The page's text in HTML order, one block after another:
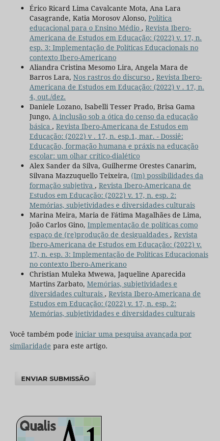
Érico Ricard Lima Cavalcante Mota, Ana Lara
Casagrande, Katia Morosov Alonso, Política
educacional para o Ensino Médio , Revista Ibero-
Americana de Estudos em Educação: (2022) v. 17, n.
esp. 3: Implementação de Políticas Educacionais no
contexto Ibero-Americano
Aliandra Cristina Mesomo Lira, Angela Mara de
Barros Lara, Nos rastros do discurso , Revista Ibero-
Americana de Estudos em Educação: (2022) v . 17, n.
4, out./dez.
Daniele Lozano, Isabelli Tesser Prado, Brisa Gama
Jungo, A inclusão sob a ótica do censo da educação
básica , Revista Ibero-Americana de Estudos em
Educação: (2022) v . 17, n. esp.1, mar. - Dossiê:
Educação, formação humana e práxis na educação
escolar: um olhar crítico-dialético
Alex Sander da Silva, Guilherme Orestes Canarim,
Silvana Mazzuquello Teixeira, (Im) possibilidades da
formação subjetiva , Revista Ibero-Americana de
Estudos em Educação: (2022) v. 17, n. esp. 2:
Memórias, subjetividades e diversidades culturais
Marina Meira, Maria de Fátima Magalhães de Lima,
João Carlos Gino, Implementação de políticas como
espaço de (re)produção de desigualdades , Revista
Ibero-Americana de Estudos em Educação: (2022) v.
17, n. esp. 3: Implementação de Políticas Educacionais
no contexto Ibero-Americano
Christian Muleka Mwewa, Jaqueline Aparecida
Martins Zarbato, Memórias, subjetividades e
diversidades culturais , Revista Ibero-Americana de
Estudos em Educação: (2022) v. 17, n. esp. 2:
Memórias, subjetividades e diversidades culturais
Você também pode iniciar uma pesquisa avançada por
similaridade para este artigo.
ENVIAR SUBMISSÃO